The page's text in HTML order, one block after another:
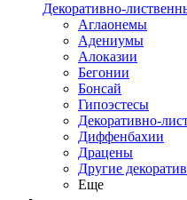
Декоративно-
Аглаонемы
Адениумы
Алоказии
Бегонии
Бонсай
Гипоэстесы
Декоративно-
Диффенбахии
Драцены
Другие
Еще